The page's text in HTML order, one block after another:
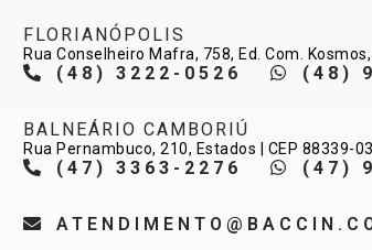
FLORIANÓPOLIS
Rua Conselheiro Mafra, 758, Ed. Com.
(48) 3222-0526 (48)
BALNEÁRIO CAMBORIÚ
Rua Pernambuco, 210, Estados | CEP 88339-
(47) 3363-2276 (47)